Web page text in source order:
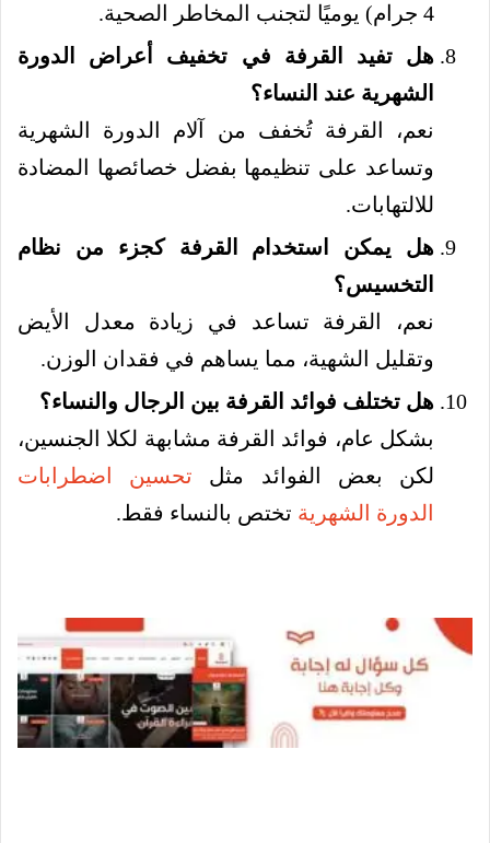
4 جرام) يوميًا لتجنب المخاطر الصحية.
هل تفيد القرفة في تخفيف أعراض الدورة
الشهرية عند النساء؟
نعم، القرفة تُخفف من آلام الدورة الشهرية
وتساعد على تنظيمها بفضل خصائصها المضادة
للالتهابات.
هل يمكن استخدام القرفة كجزء من نظام
التخسيس؟
نعم، القرفة تساعد في زيادة معدل الأيض
وتقليل الشهية، مما يساهم في فقدان الوزن.
هل تختلف فوائد القرفة بين الرجال والنساء؟
بشكل عام، فوائد القرفة مشابهة لكلا الجنسين،
لكن بعض الفوائد مثل تحسين اضطرابات
الدورة الشهرية تختص بالنساء فقط.